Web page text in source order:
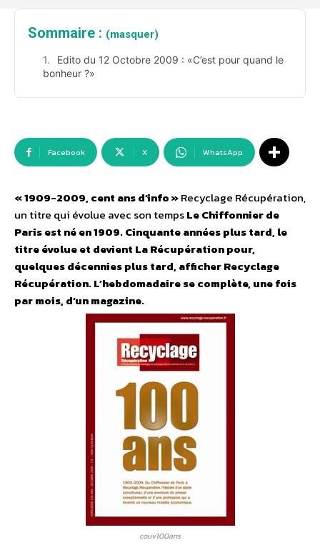
Sommaire : (masquer)
Edito du 12 Octobre 2009 : «C’est pour quand le
bonheur ?»
Facebook X WhatsApp
« 1909-2009, cent ans d’info »Recyclage Récupération,
un titre qui évolue avec son tempsLe Chiffonnier de
Paris est né en 1909. Cinquante années plus tard, le
titre évolue et devient La Récupération pour,
quelques décennies plus tard, afficher Recyclage
Récupération. L’hebdomadaire se complète, une fois
par mois, d’un magazine.
couv100ans